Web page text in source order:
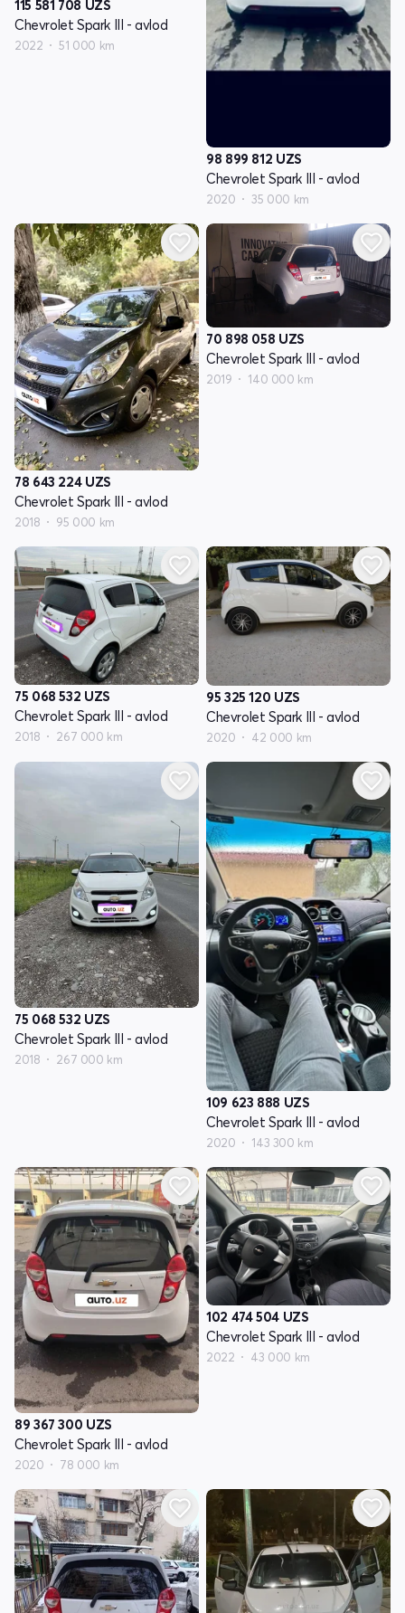
115 581 708 UZS
Chevrolet Spark III - avlod
2022 51 000 km
98 899 812 UZS
Chevrolet Spark III - avlod
2020 35 000 km
78 643 224 UZS
Chevrolet Spark III - avlod
2018 95 000 km
70 898 058 UZS
Chevrolet Spark III - avlod
2019 140 000 km
75 068 532 UZS
Chevrolet Spark III - avlod
2018 267 000 km
95 325 120 UZS
Chevrolet Spark III - avlod
2020 42 000 km
75 068 532 UZS
Chevrolet Spark III - avlod
2018 267 000 km
109 623 888 UZS
Chevrolet Spark III - avlod
2020 143 300 km
89 367 300 UZS
Chevrolet Spark III - avlod
2020 78 000 km
102 474 504 UZS
Chevrolet Spark III - avlod
2022 43 000 km